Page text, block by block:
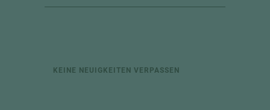
KEINE NEUIGKEITEN VERPASSEN